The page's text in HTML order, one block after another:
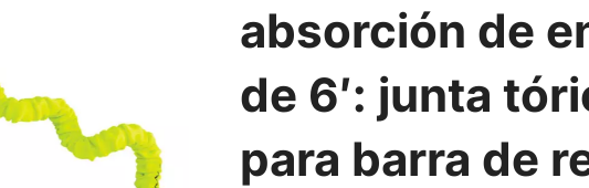
absorción de
de 6′: junta
para barra de